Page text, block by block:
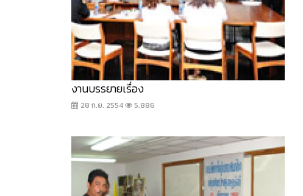
งานบรรยายเรื่อง
28 ก.ย. 2554 5,886